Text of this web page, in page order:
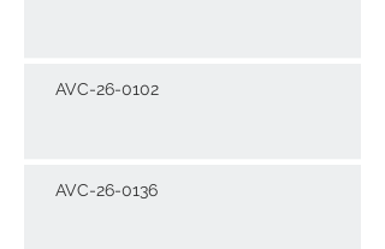
AVC-26-0102
AVC-26-0136